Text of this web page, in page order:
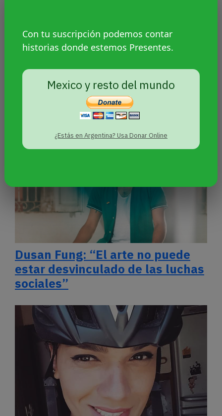
Con tu suscripción podemos contar
historias donde estemos Presentes.
Mexico y resto del mundo
¿Estás en Argentina? Usa Donar Online
cambiar la heteronorma con
amor”
Dusan Fung: “El arte no puede
estar desvinculado de las luchas
sociales”